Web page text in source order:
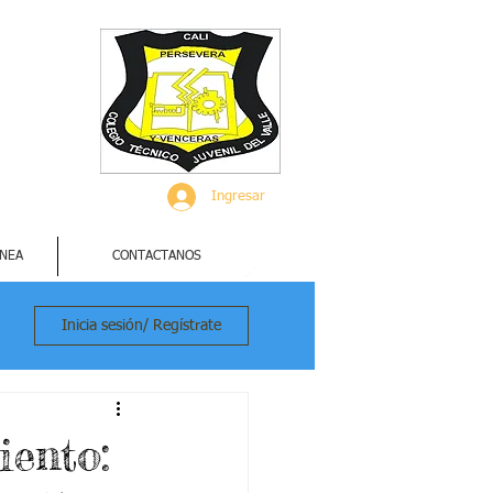
Ingresar
CONTACTANOS
Inicia sesión/ Regístrate